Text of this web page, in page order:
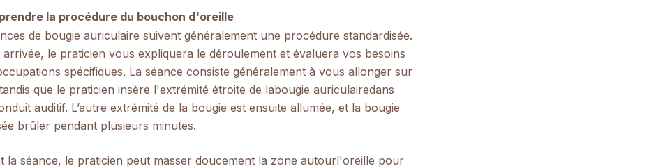
la procédure du bouchon d'oreille
de bougie auriculaire suivent généralement une procédure standardisée.
le praticien vous expliquera le déroulement et évaluera vos besoins
spécifiques. La séance consiste généralement à vous allonger sur
que le praticien insère l'extrémité étroite de labougie auriculairedans
auditif. L’autre extrémité de la bougie est ensuite allumée, et la bougie
brûler pendant plusieurs minutes.
la séance, le praticien peut masser doucement la zone autourl'oreille pour